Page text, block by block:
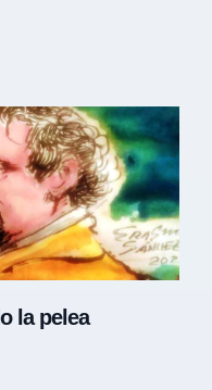
la pelea